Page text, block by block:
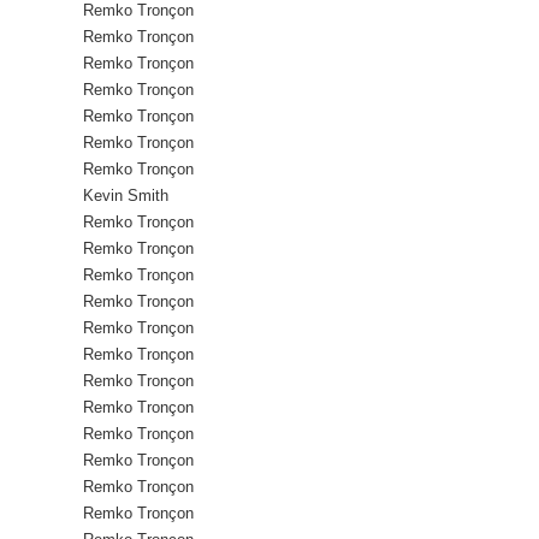
Remko Tronçon
Remko Tronçon
Remko Tronçon
Remko Tronçon
Remko Tronçon
Remko Tronçon
Remko Tronçon
Kevin Smith
Remko Tronçon
Remko Tronçon
Remko Tronçon
Remko Tronçon
Remko Tronçon
Remko Tronçon
Remko Tronçon
Remko Tronçon
Remko Tronçon
Remko Tronçon
Remko Tronçon
Remko Tronçon